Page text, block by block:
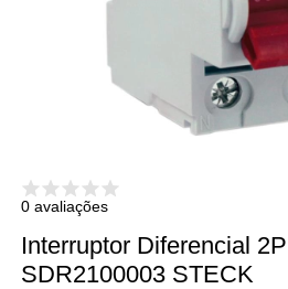
0 avaliações
Interruptor Diferencial
SDR2100003 STECK